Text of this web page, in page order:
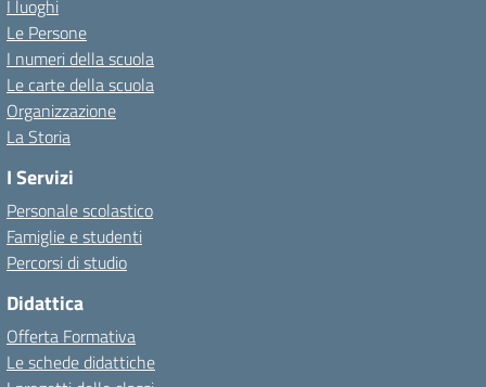
I luoghi
Le Persone
I numeri della scuola
Le carte della scuola
Organizzazione
La Storia
I Servizi
Personale scolastico
Famiglie e studenti
Percorsi di studio
Didattica
Offerta Formativa
Le schede didattiche